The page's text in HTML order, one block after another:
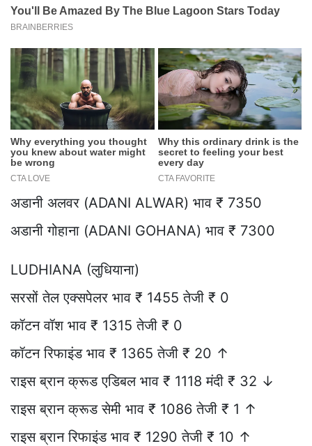
अडानी अलवर (ADANI ALWAR) भाव ₹ 7350
अडानी गोहाना (ADANI GOHANA) भाव ₹ 7300
LUDHIANA (लुधियाना)
सरसों तेल एक्सपेलर भाव ₹ 1455 तेजी ₹ 0
कॉटन वॉश भाव ₹ 1315 तेजी ₹ 0
कॉटन रिफाइंड भाव ₹ 1365 तेजी ₹ 20 ↑
राइस ब्रान क्रूड एडिबल भाव ₹ 1118 मंदी ₹ 32 ↓
राइस ब्रान क्रूड सेमी भाव ₹ 1086 तेजी ₹ 1 ↑
राइस ब्रान रिफाइंड भाव ₹ 1290 तेजी ₹ 10 ↑